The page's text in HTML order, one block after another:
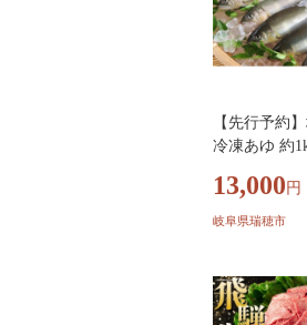
ク質 蛋白質
康 ソイミル
ソイミルク
豆乳朝食
【先行予約
冷凍あゆ 約
予約あゆ川魚
魚介 塩焼用
約1kg鮎魚 9
魚介 9尾～
アユ 鮎 魚
13,000 円
岐阜県瑞穂市